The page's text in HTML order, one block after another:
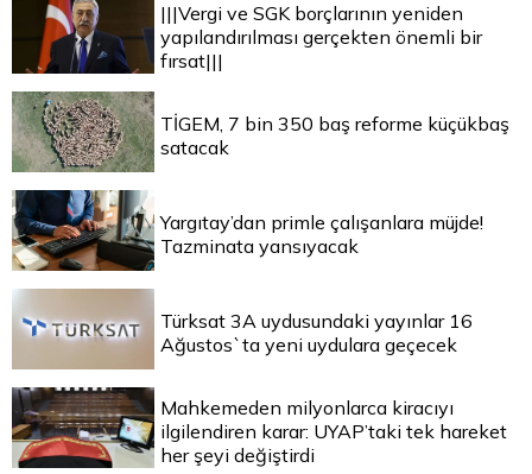
|||Vergi ve SGK borçlarının yeniden
yapılandırılması gerçekten önemli bir
fırsat|||
TİGEM, 7 bin 350 baş reforme küçükbaş
satacak
Yargıtay’dan primle çalışanlara müjde!
Tazminata yansıyacak
Türksat 3A uydusundaki yayınlar 16
Ağustos`ta yeni uydulara geçecek
Mahkemeden milyonlarca kiracıyı
ilgilendiren karar: UYAP’taki tek hareket
her şeyi değiştirdi